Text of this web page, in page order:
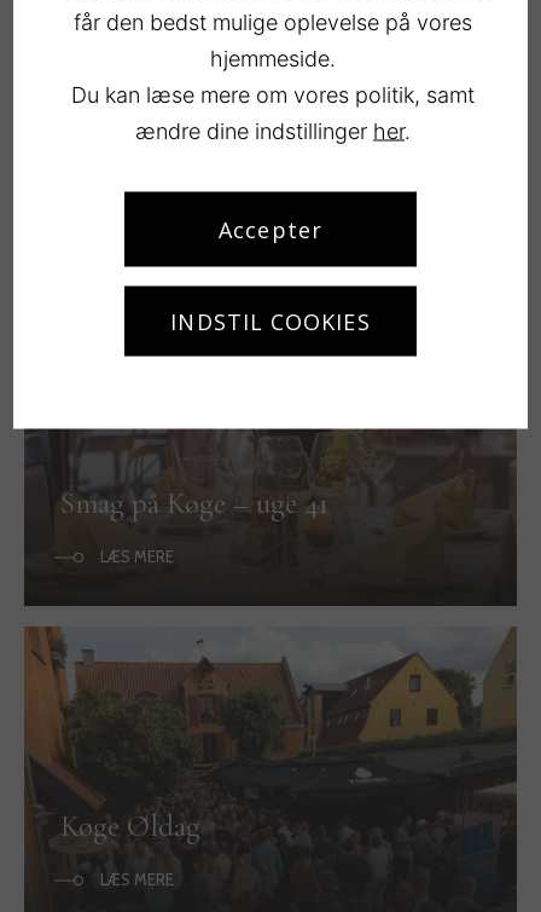
Begivenhedskalender Køge –
Smag på Køge – uge 41
LÆS MERE
Køge Øldag
LÆS MERE
får den bedst mulige oplevelse på vores
hjemmeside.
Du kan læse mere om vores politik, samt
ændre dine indstillinger her.
INDSTIL COOKIES
Accepter